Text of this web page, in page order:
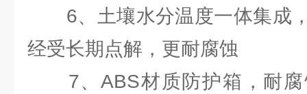
6、土壤水分温度一体集成
经受长期点解，更耐腐蚀
7、ABS材质防护箱，耐腐